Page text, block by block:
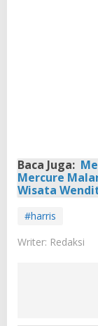
Baca Juga:
Mercure
Wisata
#harris
Writer: Redaksi